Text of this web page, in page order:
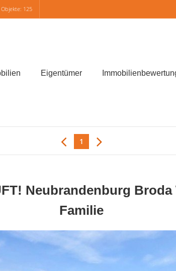
Objekte: 125
Eigentümer
1
Neubrandenburg
Familie